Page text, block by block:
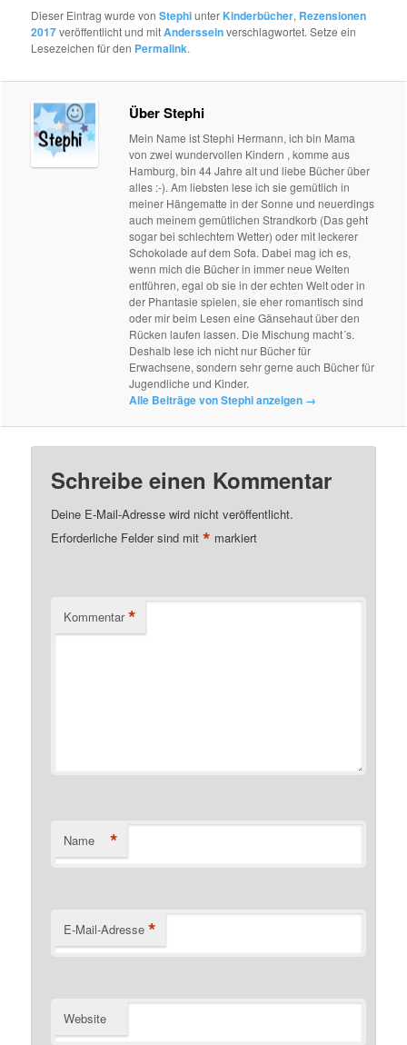
Dieser Eintrag wurde vonStephiunter Kinderbücher, Rezensionen
2017veröffentlicht und mitAndersseinverschlagwortet. Setze ein
Lesezeichen für den Permalink.
Über Stephi
Mein Name ist Stephi Hermann, ich bin Mama
von zwei wundervollen Kindern , komme aus
Hamburg, bin 44 Jahre alt und liebe Bücher über
alles :-). Am liebsten lese ich sie gemütlich in
meiner Hängematte in der Sonne und neuerdings
auch meinem gemütlichen Strandkorb (Das geht
sogar bei schlechtem Wetter) oder mit leckerer
Schokolade auf dem Sofa. Dabei mag ich es,
wenn mich die Bücher in immer neue Welten
entführen, egal ob sie in der echten Welt oder in
der Phantasie spielen, sie eher romantisch sind
oder mir beim Lesen eine Gänsehaut über den
Rücken laufen lassen. Die Mischung macht´s.
Deshalb lese ich nicht nur Bücher für
Erwachsene, sondern sehr gerne auch Bücher für
Jugendliche und Kinder.
Alle Beiträge von Stephi anzeigen →
Schreibe einen Kommentar
Deine E-Mail-Adresse wird nicht veröffentlicht.
Erforderliche Felder sind mit* markiert
Kommentar *
Name *
E-Mail-Adresse *
Website